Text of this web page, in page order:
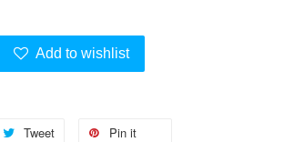
Add to wishlist
Tweet Pin it